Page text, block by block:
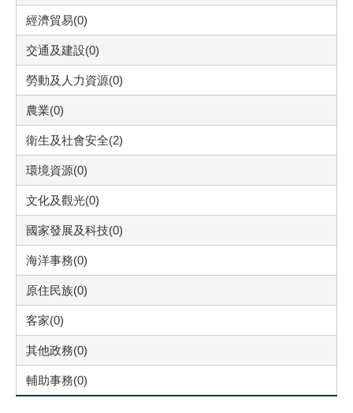
經濟貿易(0)
交通及建設(0)
勞動及人力資源(0)
農業(0)
衛生及社會安全(2)
環境資源(0)
文化及觀光(0)
國家發展及科技(0)
海洋事務(0)
原住民族(0)
客家(0)
其他政務(0)
輔助事務(0)